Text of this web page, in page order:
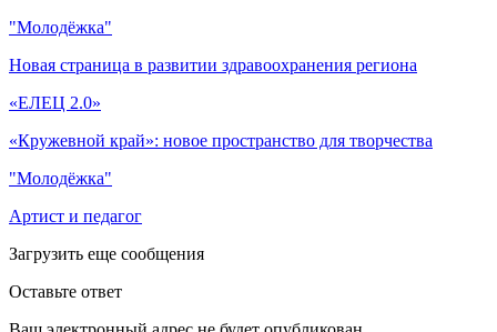
"Молодёжка"
Новая страница в развитии здравоохранения региона
«ЕЛЕЦ 2.0»
«Кружевной край»: новое пространство для творчества
"Молодёжка"
Артист и педагог
Загрузить еще сообщения
Оставьте ответ